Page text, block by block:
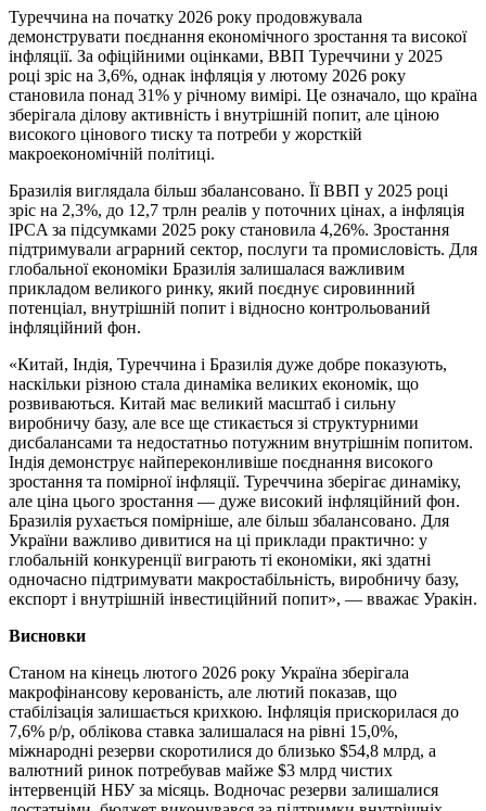
Туреччина на початку 2026 року продовжувала
демонструвати поєднання економічного зростання та високої
інфляції. За офіційними оцінками, ВВП Туреччини у 2025
році зріс на 3,6%, однак інфляція у лютому 2026 року
становила понад 31% у річному вимірі. Це означало, що країна
зберігала ділову активність і внутрішній попит, але ціною
високого цінового тиску та потреби у жорсткій
макроекономічній політиці.
Бразилія виглядала більш збалансовано. Її ВВП у 2025 році
зріс на 2,3%, до 12,7 трлн реалів у поточних цінах, а інфляція
IPCA за підсумками 2025 року становила 4,26%. Зростання
підтримували аграрний сектор, послуги та промисловість. Для
глобальної економіки Бразилія залишалася важливим
прикладом великого ринку, який поєднує сировинний
потенціал, внутрішній попит і відносно контрольований
інфляційний фон.
«Китай, Індія, Туреччина і Бразилія дуже добре показують,
наскільки різною стала динаміка великих економік, що
розвиваються. Китай має великий масштаб і сильну
виробничу базу, але все ще стикається зі структурними
дисбалансами та недостатньо потужним внутрішнім попитом.
Індія демонструє найпереконливіше поєднання високого
зростання та помірної інфляції. Туреччина зберігає динаміку,
але ціна цього зростання — дуже високий інфляційний фон.
Бразилія рухається помірніше, але більш збалансовано. Для
України важливо дивитися на ці приклади практично: у
глобальній конкуренції виграють ті економіки, які здатні
одночасно підтримувати макростабільність, виробничу базу,
експорт і внутрішній інвестиційний попит», — вважає Уракін.
Висновки
Станом на кінець лютого 2026 року Україна зберігала
макрофінансову керованість, але лютий показав, що
стабілізація залишається крихкою. Інфляція прискорилася до
7,6% р/р, облікова ставка залишалася на рівні 15,0%,
міжнародні резерви скоротилися до близько $54,8 млрд, а
валютний ринок потребував майже $3 млрд чистих
інтервенцій НБУ за місяць. Водночас резерви залишалися